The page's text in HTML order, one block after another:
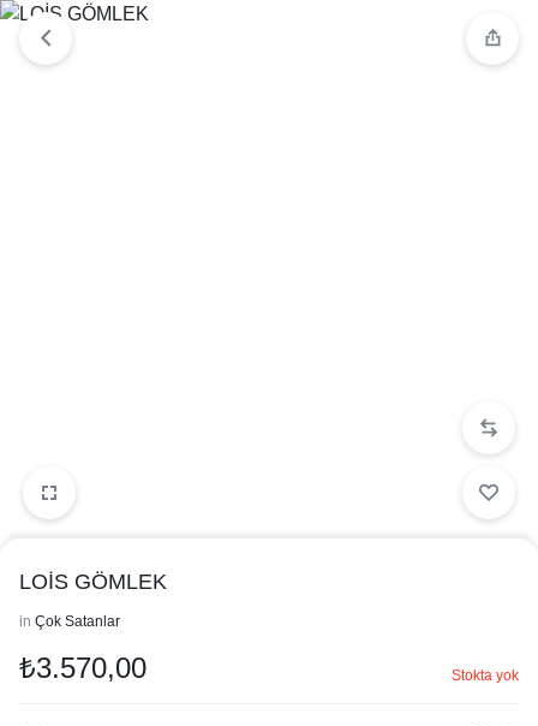
LOİS GÖMLEK
in Çok Satanlar
₺3.570,00 Stokta yok